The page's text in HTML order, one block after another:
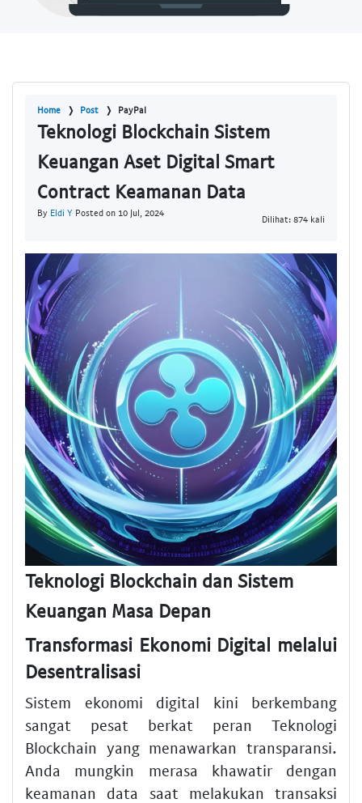
Home Post PayPal
Teknologi Blockchain Sistem
Keuangan Aset Digital Smart
Contract Keamanan Data
By Eldi Y Posted on 10 Jul, 2024
Dilihat: 874 kali
Teknologi Blockchain dan Sistem
Keuangan Masa Depan
Transformasi Ekonomi Digital melalui
Desentralisasi
Sistem ekonomi digital kini berkembang
sangat pesat berkat peran Teknologi
Blockchain yang menawarkan transparansi.
Anda mungkin merasa khawatir dengan
keamanan data saat melakukan transaksi